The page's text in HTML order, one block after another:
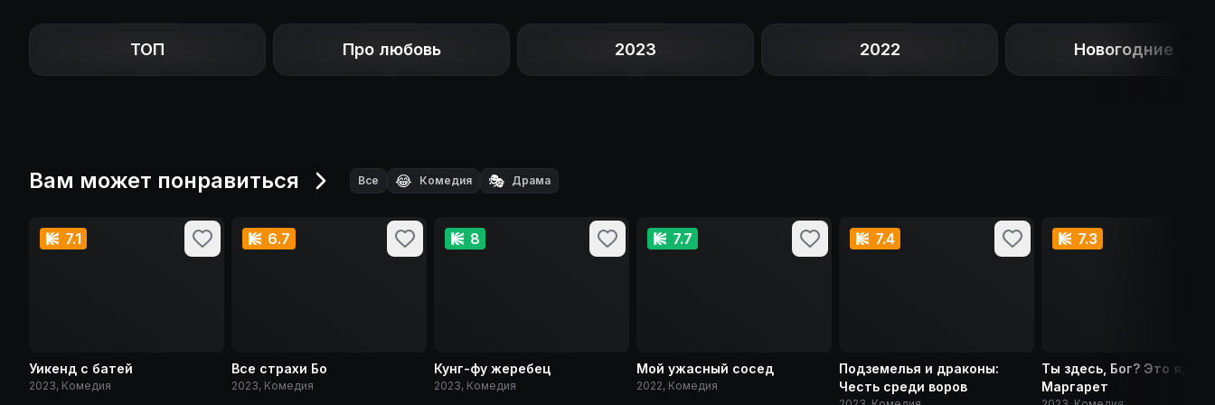
ТОП Про любовь 2023 2022 Новогодние
Вам может понравиться Все 😂 Комедия 🎭 Драма
7.1
Уикенд с батей
2023, Комедия
6.7
Все страхи Бо
2023, Комедия
8
Кунг-фу жеребец
2023, Комедия
7.7
Мой ужасный сосед
2022, Комедия
7.4
Подземелья и драконы:
Честь среди воров
7.3
Ты здесь, Бог? Это я,
Маргарет